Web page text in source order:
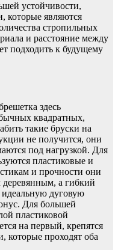
устойчивости,
которые являются
стропильных
и расстояние между
подходить к будущему
здесь
квадратных,
такие бруски на
не получится, они
под нагрузкой. Для
пластиковые и
и прочности они
а гибкий
идеальную дуговую
Для большей
пластиковой
на первый, крепятся
которые проходят оба